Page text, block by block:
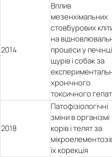
2014
Вплив
мезенхімальних
стовбурових
на
процеси у печінці
щурів і собак за
хронічного
токсичного
2018
Патофізіологічні
зміни в організмі
корів і телят за
їх корекція